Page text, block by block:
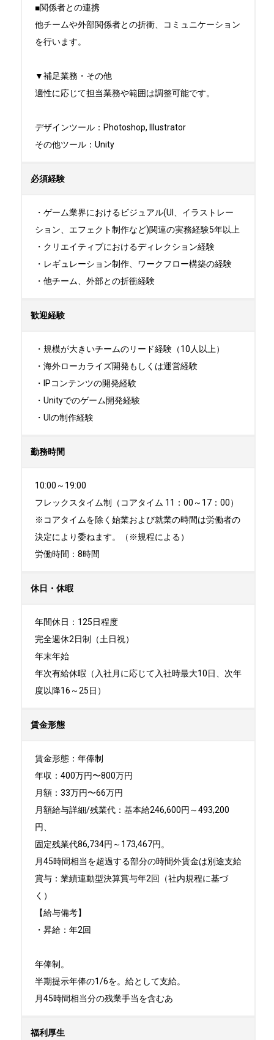
■関係者との連携
他チームや外部関係者との折衝、コミュニケーション
を行います。
▼補足業務・その他
適性に応じて担当業務や範囲は調整可能です。
デザインツール：Photoshop, Illustrator
その他ツール：Unity
必須経験
・ゲーム業界におけるビジュアル(UI、イラストレー
ション、エフェクト制作など)関連の実務経験5年以上
・クリエイティブにおけるディレクション経験
・レギュレーション制作、ワークフロー構築の経験
・他チーム、外部との折衝経験
歓迎経験
・規模が大きいチームのリード経験（10人以上）
・海外ローカライズ開発もしくは運営経験
・IPコンテンツの開発経験
・Unityでのゲーム開発経験
・UIの制作経験
勤務時間
10:00～19:00
フレックスタイム制（コアタイム 11：00～17：00）
※コアタイムを除く始業および就業の時間は労働者の
決定により委ねます。（※規程による）
労働時間：8時間
休日・休暇
年間休日：125日程度
完全週休2日制（土日祝）
年末年始
年次有給休暇（入社月に応じて入社時最大10日、次年
度以降16～25日）
賃金形態
賃金形態：年俸制
年収：400万円〜800万円
月額：33万円〜66万円
月額給与詳細/残業代：基本給246,600円～493,200
円、
固定残業代86,734円～173,467円。
月45時間相当を超過する部分の時間外賃金は別途支給
賞与：業績連動型決算賞与年2回（社内規程に基づ
く）
【給与備考】
・昇給：年2回
年俸制。
半期提示年俸の1/6を。給として支給。
月45時間相当分の残業手当を含むあ
福利厚生